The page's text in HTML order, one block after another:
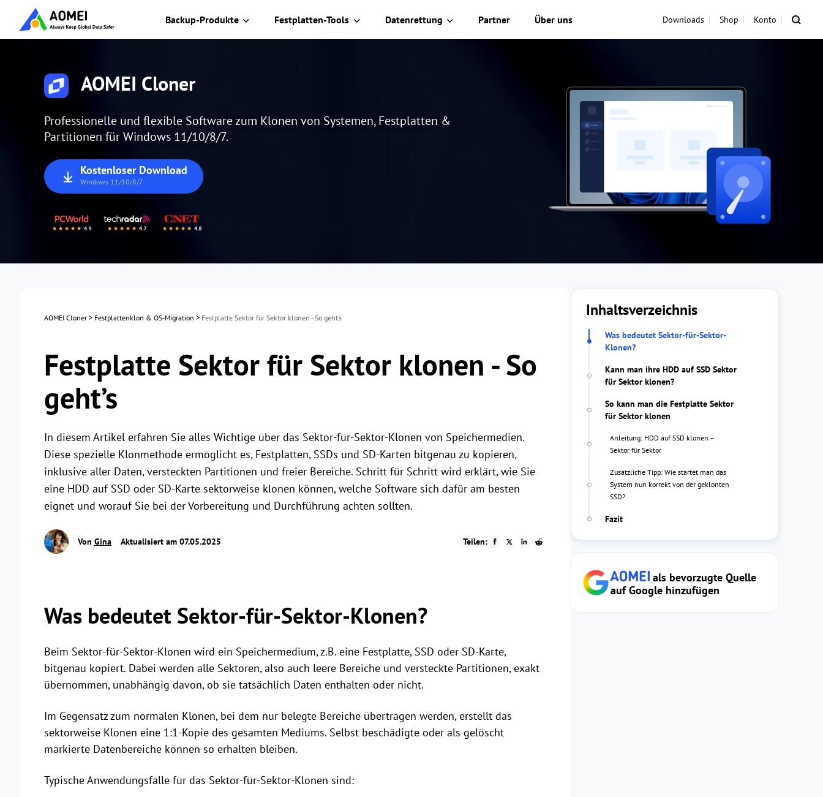
Backup-Produkte Festplatten-Tools Datenrettung Partner Über uns Downloads Shop Konto
AOMEI Cloner
Professionelle und flexible Software zum Klonen von Systemen, Festplatten &
Partitionen für Windows 11/10/8/7.
Kostenloser Download
Windows 11/10/8/7
AOMEI Cloner > Festplattenklon & OS-Migration > Festplatte Sektor für Sektor klonen - So geht’s
Festplatte Sektor für Sektor klonen - So
geht’s
In diesem Artikel erfahren Sie alles Wichtige über das Sektor-für-Sektor-Klonen von Speichermedien.
Diese spezielle Klonmethode ermöglicht es, Festplatten, SSDs und SD-Karten bitgenau zu kopieren,
inklusive aller Daten, versteckten Partitionen und freier Bereiche. Schritt für Schritt wird erklärt, wie Sie
eine HDD auf SSD oder SD-Karte sektorweise klonen können, welche Software sich dafür am besten
eignet und worauf Sie bei der Vorbereitung und Durchführung achten sollten.
Von Gina Aktualisiert am 07.05.2025 Teilen:
Was bedeutet Sektor-für-Sektor-Klonen?
Beim Sektor-für-Sektor-Klonen wird ein Speichermedium, z.B. eine Festplatte, SSD oder SD-Karte,
bitgenau kopiert. Dabei werden alle Sektoren, also auch leere Bereiche und versteckte Partitionen, exakt
übernommen, unabhängig davon, ob sie tatsächlich Daten enthalten oder nicht.
Im Gegensatz zum normalen Klonen, bei dem nur belegte Bereiche übertragen werden, erstellt das
sektorweise Klonen eine 1:1-Kopie des gesamten Mediums. Selbst beschädigte oder als gelöscht
markierte Datenbereiche können so erhalten bleiben.
Typische Anwendungsfälle für das Sektor-für-Sektor-Klonen sind:
Inhaltsverzeichnis
Was bedeutet Sektor-für-Sektor-
Klonen?
Kann man ihre HDD auf SSD Sektor
für Sektor klonen?
So kann man die Festplatte Sektor
für Sektor klonen
Anleitung: HDD auf SSD klonen –
Sektor für Sektor
Zusätzliche Tipp: Wie startet man das
System nun korrekt von der geklonten
SSD?
Fazit
als bevorzugte Quelle
auf Google hinzufügen